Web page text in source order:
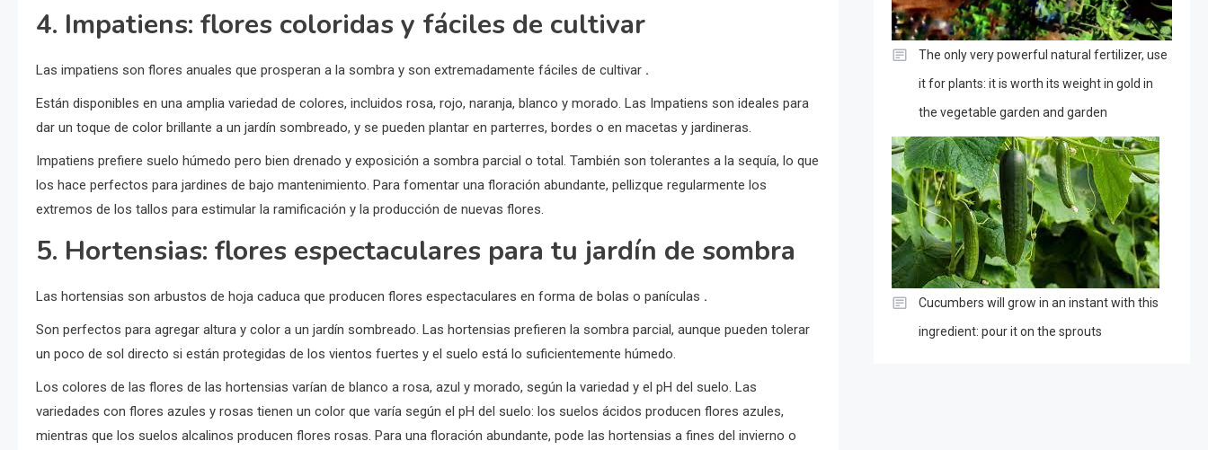
4. Impatiens: flores coloridas y fáciles de cultivar
Las impatiens son flores anuales que prosperan a la sombra y son extremadamente fáciles de cultivar .
Están disponibles en una amplia variedad de colores, incluidos rosa, rojo, naranja, blanco y morado. Las Impatiens son ideales para
dar un toque de color brillante a un jardín sombreado, y se pueden plantar en parterres, bordes o en macetas y jardineras.
Impatiens prefiere suelo húmedo pero bien drenado y exposición a sombra parcial o total. También son tolerantes a la sequía, lo que
los hace perfectos para jardines de bajo mantenimiento. Para fomentar una floración abundante, pellizque regularmente los
extremos de los tallos para estimular la ramificación y la producción de nuevas flores.
5. Hortensias: flores espectaculares para tu jardín de sombra
Las hortensias son arbustos de hoja caduca que producen flores espectaculares en forma de bolas o panículas .
Son perfectos para agregar altura y color a un jardín sombreado. Las hortensias prefieren la sombra parcial, aunque pueden tolerar
un poco de sol directo si están protegidas de los vientos fuertes y el suelo está lo suficientemente húmedo.
Los colores de las flores de las hortensias varían de blanco a rosa, azul y morado, según la variedad y el pH del suelo. Las
variedades con flores azules y rosas tienen un color que varía según el pH del suelo: los suelos ácidos producen flores azules,
mientras que los suelos alcalinos producen flores rosas. Para una floración abundante, pode las hortensias a fines del invierno o
The only very powerful natural fertilizer, use
it for plants: it is worth its weight in gold in
the vegetable garden and garden
Cucumbers will grow in an instant with this
ingredient: pour it on the sprouts